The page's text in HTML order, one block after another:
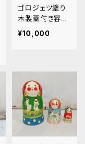
ゴロジェツ塗り
木製蓋付き容器
／花模様 GR0
¥10,000